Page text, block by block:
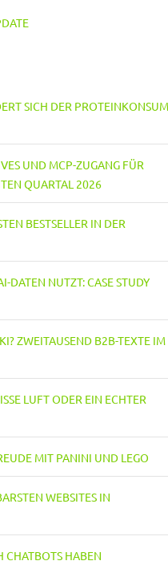
SICH DER PROTEINKONSUM O
UND MCP-ZUGANG FÜR
QUARTAL 2026
BESTSELLER IN DER H
DATEN NUTZT: CASE STUDY
ZWEITAUSEND B2B-TEXTE IM
LUFT ODER EIN ECHTER T
MIT PANINI UND LEGO
WEBSITES IN
CHATBOTS HABEN